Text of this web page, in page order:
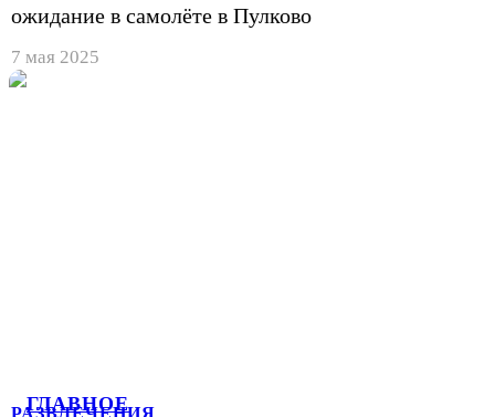
ГЛАВНОЕ
ожидание в самолёте в Пулково
7 мая 2025
РАЗВЛЕЧЕНИЯ